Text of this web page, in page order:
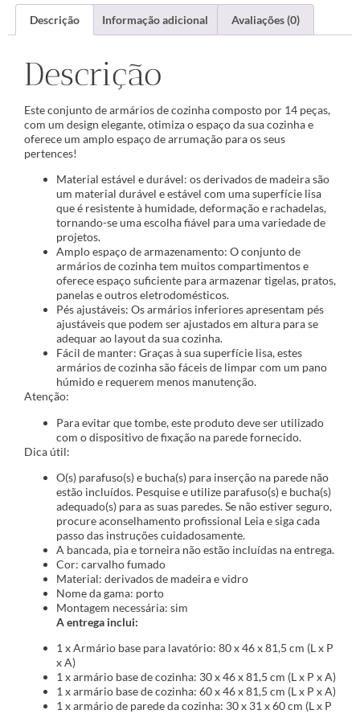
Descrição Informação adicional Avaliações (0)
Descrição
Este conjunto de armários de cozinha composto por 14 peças,
com um design elegante, otimiza o espaço da sua cozinha e
oferece um amplo espaço de arrumação para os seus
pertences!
Material estável e durável: os derivados de madeira são
um material durável e estável com uma superfície lisa
que é resistente à humidade, deformação e rachadelas,
tornando-se uma escolha fiável para uma variedade de
projetos.
Amplo espaço de armazenamento: O conjunto de
armários de cozinha tem muitos compartimentos e
oferece espaço suficiente para armazenar tigelas, pratos,
panelas e outros eletrodomésticos.
Pés ajustáveis: Os armários inferiores apresentam pés
ajustáveis que podem ser ajustados em altura para se
adequar ao layout da sua cozinha.
Fácil de manter: Graças à sua superfície lisa, estes
armários de cozinha são fáceis de limpar com um pano
húmido e requerem menos manutenção.
Atenção:
Para evitar que tombe, este produto deve ser utilizado
com o dispositivo de fixação na parede fornecido.
Dica útil:
O(s) parafuso(s) e bucha(s) para inserção na parede não
estão incluídos. Pesquise e utilize parafuso(s) e bucha(s)
adequado(s) para as suas paredes. Se não estiver seguro,
procure aconselhamento profissional Leia e siga cada
passo das instruções cuidadosamente.
A bancada, pia e torneira não estão incluídas na entrega.
Cor: carvalho fumado
Material: derivados de madeira e vidro
Nome da gama: porto
Montagem necessária: sim
A entrega inclui:
1 x Armário base para lavatório: 80 x 46 x 81,5 cm (L x P
x A)
1 x armário base de cozinha: 30 x 46 x 81,5 cm (L x P x A)
1 x armário base de cozinha: 60 x 46 x 81,5 cm (L x P x A)
1 x armário de parede da cozinha: 30 x 31 x 60 cm (L x P